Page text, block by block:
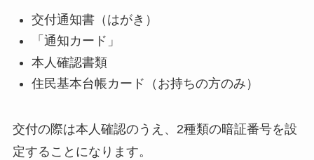
交付通知書（はがき）
「通知カード」
本人確認書類
住民基本台帳カード（お持ちの方のみ）
交付の際は本人確認のうえ、2種類の暗証番号を設
定することになります。